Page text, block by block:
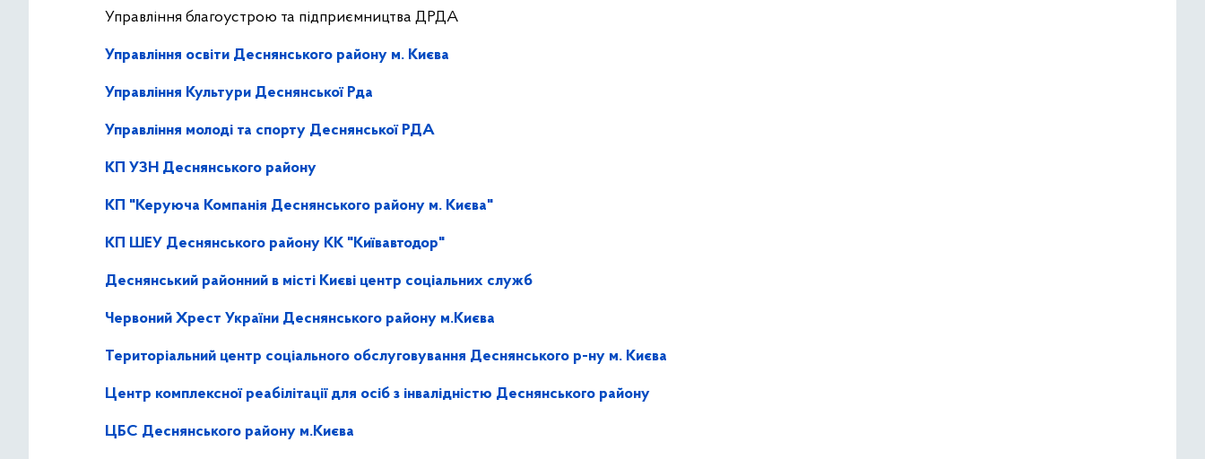
Управління благоустрою та підприємництва ДРДА
Управління освіти Деснянського району м. Києва
Управління Культури Деснянської Рда
Управління молоді та спорту Деснянської РДА
КП УЗН Деснянського району
КП "Керуюча Компанія Деснянського району м. Києва"
КП ШЕУ Деснянського району КК "Київавтодор"
Деснянський районний в місті Києві центр соціальних служб
Червоний Хрест України Деснянського району м.Києва
Територіальний центр соціального обслуговування Деснянського р-ну м. Києва
Центр комплексної реабілітації для осіб з інвалідністю Деснянського району
ЦБС Деснянського району м.Києва